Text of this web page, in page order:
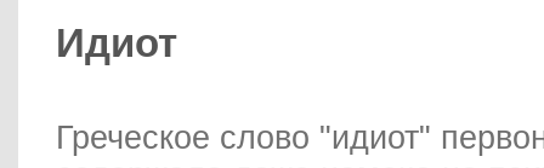
Идиот
Греческое слово "идиот"